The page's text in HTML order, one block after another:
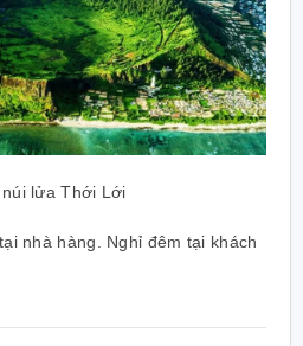
núi lửa Thới Lới
nhà hàng. Nghỉ đêm tại khách